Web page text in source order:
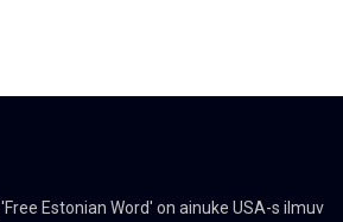
'Free Estonian Word' on ainuke USA-s ilmuv